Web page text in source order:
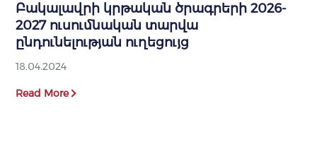
Բակալավրի կրթական ծրագրերի 2026-
2027 ուսումնական տարվա
ընդունելության ուղեցույց
18.04.2024
Read More